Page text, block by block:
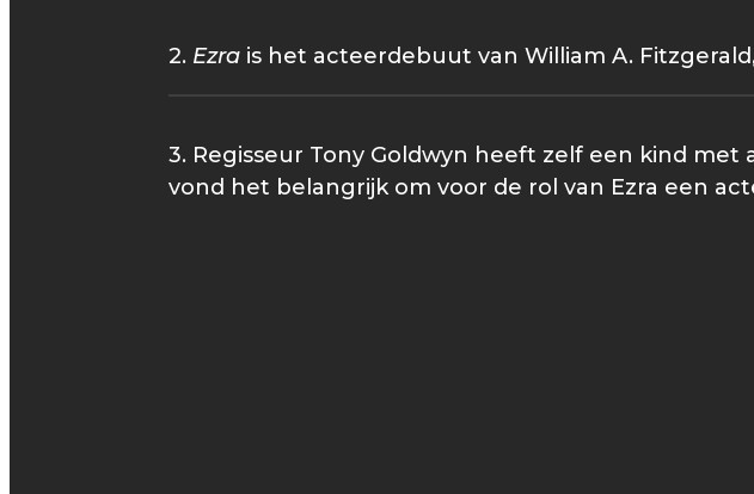
2. Ezrais het acteerdebuut van William A.
3. Regisseur Tony Goldwyn heeft zelf een kind
vond het belangrijk om voor de rol van Ezra een